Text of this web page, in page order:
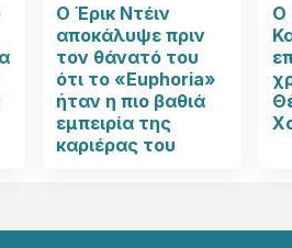
Ο Έρικ Ντέιν
αποκάλυψε πριν
τον θάνατό του
ότι το «Euphoria»
ήταν η πιο βαθιά
εμπειρία της
καριέρας του
Ο